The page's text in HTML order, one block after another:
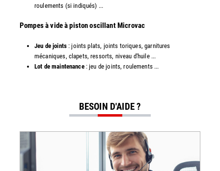
roulements (si indiqués) ...
​​Pompes à vide à piston oscillant Microvac
Jeu de joints: joints plats, joints toriques, garnitures
mécaniques, clapets, ressorts, niveau d'huile ...
Lot de maintenance: jeu de joints, roulements ...
BESOIN D'AIDE ?